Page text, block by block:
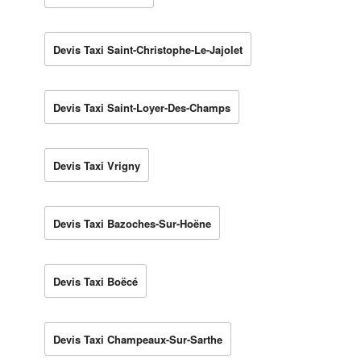
Devis Taxi Saint-Christophe-Le-Jajolet
Devis Taxi Saint-Loyer-Des-Champs
Devis Taxi Vrigny
Devis Taxi Bazoches-Sur-Hoëne
Devis Taxi Boëcé
Devis Taxi Champeaux-Sur-Sarthe